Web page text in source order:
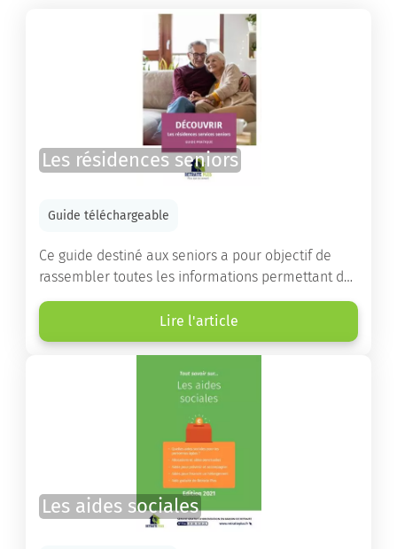
Les résidences seniors
Guide téléchargeable
Ce guide destiné aux seniors a pour objectif de
rassembler toutes les informations permettant de
choisir la résidence services seniors adaptée.
Lire l'article
Les aides sociales